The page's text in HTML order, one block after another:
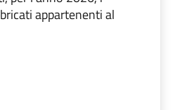
appartenenti al